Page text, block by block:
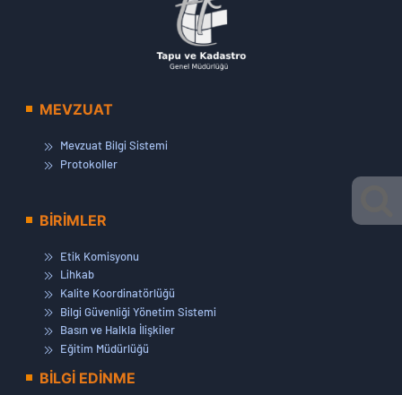
MEVZUAT
Mevzuat Bilgi Sistemi
Protokoller
BİRİMLER
Etik Komisyonu
Lihkab
Kalite Koordinatörlüğü
Bilgi Güvenliği Yönetim Sistemi
Basın ve Halkla İlişkiler
Eğitim Müdürlüğü
BİLGİ EDİNME